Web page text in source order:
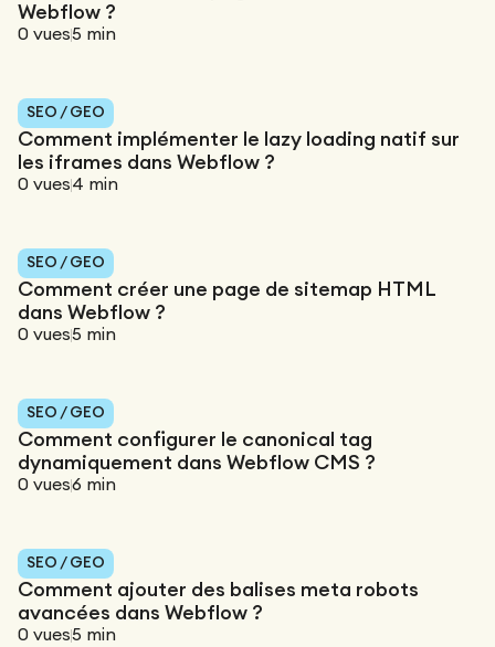
Webflow ?
0 vues5 min
SEO / GEO
Comment implémenter le lazy loading natif sur
les iframes dans Webflow ?
0 vues4 min
SEO / GEO
Comment créer une page de sitemap HTML
dans Webflow ?
0 vues5 min
SEO / GEO
Comment configurer le canonical tag
dynamiquement dans Webflow CMS ?
0 vues6 min
SEO / GEO
Comment ajouter des balises meta robots
avancées dans Webflow ?
0 vues5 min